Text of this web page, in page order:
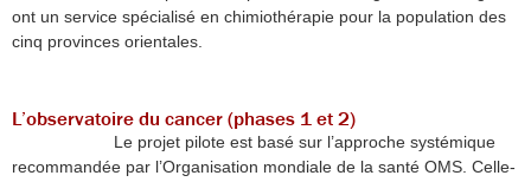
ont un service spécialisé en chimiothérapie pour la population des
cinq provinces orientales.
L’observatoire du cancer (phases 1 et 2)
Le projet pilote est basé sur l’approche systémique
recommandée par l’Organisation mondiale de la santé OMS. Celle-